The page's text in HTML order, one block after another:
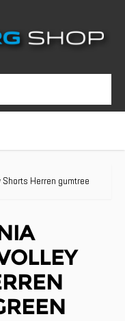
Herren gumtree green